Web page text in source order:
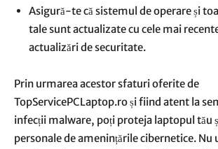
Asigură-te că sistemul de operare și
tale sunt actualizate cu cele mai
actualizări de securitate.
Prin urmarea acestor sfaturi oferite de
TopServicePCLaptop.ro și fiind atent la
infecții malware, poți proteja laptopul tău
personale de amenințările cibernetice. Nu